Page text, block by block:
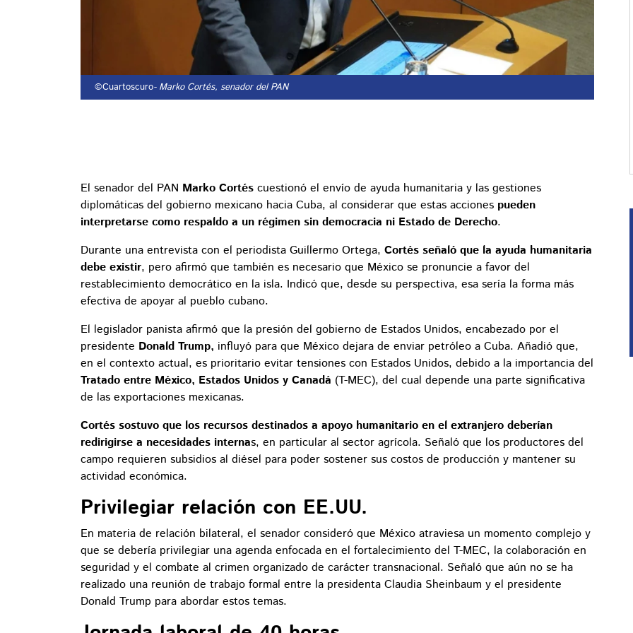
©Cuartoscuro- Marko Cortés, senador del PAN
El senador del PAN Marko Cortés cuestionó el envío de ayuda humanitaria y las gestiones
diplomáticas del gobierno mexicano hacia Cuba, al considerar que estas acciones pueden
interpretarse como respaldo a un régimen sin democracia ni Estado de Derecho.
Durante una entrevista con el periodista Guillermo Ortega, Cortés señaló que la ayuda humanitaria
debe existir, pero afirmó que también es necesario que México se pronuncie a favor del
restablecimiento democrático en la isla. Indicó que, desde su perspectiva, esa sería la forma más
efectiva de apoyar al pueblo cubano.
El legislador panista afirmó que la presión del gobierno de Estados Unidos, encabezado por el
presidente Donald Trump, influyó para que México dejara de enviar petróleo a Cuba. Añadió que,
en el contexto actual, es prioritario evitar tensiones con Estados Unidos, debido a la importancia del
Tratado entre México, Estados Unidos y Canadá (T-MEC), del cual depende una parte significativa
de las exportaciones mexicanas.
Cortés sostuvo que los recursos destinados a apoyo humanitario en el extranjero deberían
redirigirse a necesidades internas, en particular al sector agrícola. Señaló que los productores del
campo requieren subsidios al diésel para poder sostener sus costos de producción y mantener su
actividad económica.
Privilegiar relación con EE.UU.
En materia de relación bilateral, el senador consideró que México atraviesa un momento complejo y
que se debería privilegiar una agenda enfocada en el fortalecimiento del T-MEC, la colaboración en
seguridad y el combate al crimen organizado de carácter transnacional. Señaló que aún no se ha
realizado una reunión de trabajo formal entre la presidenta Claudia Sheinbaum y el presidente
Donald Trump para abordar estos temas.